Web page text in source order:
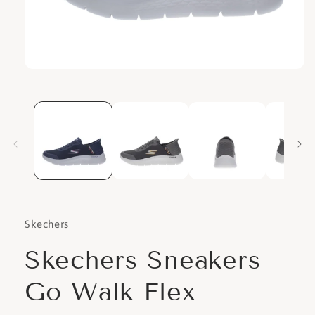
Skechers
Skechers Sneakers
Go Walk Flex